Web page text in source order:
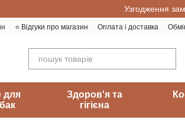
Узгодження
⭐️ Відгуки про магазин Оплата і доставка
для
Здоров'я та
гігієна